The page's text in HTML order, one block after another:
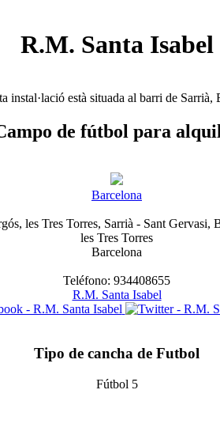
R.M. Santa Isabel
instal·lació està situada al barri de Sarrià,
de fútbol para
Barcelona
les Tres Torres, Sarrià - Sant Gervasi,
les Tres Torres
Barcelona
Teléfono: 934408655
R.M. Santa Isabel
Tipo de cancha de Futbol
Fútbol 5